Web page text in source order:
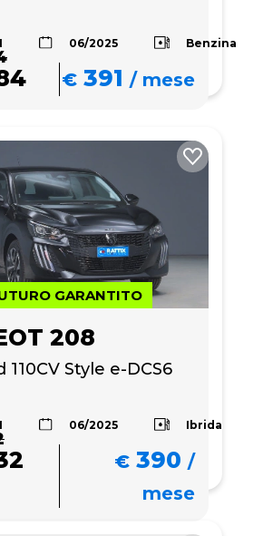
06/2025 Benzina
€ 391 /mese
GARANTITO
208
110CV Style e-DCS6
06/2025 Ibrida
€ 390 /
mese